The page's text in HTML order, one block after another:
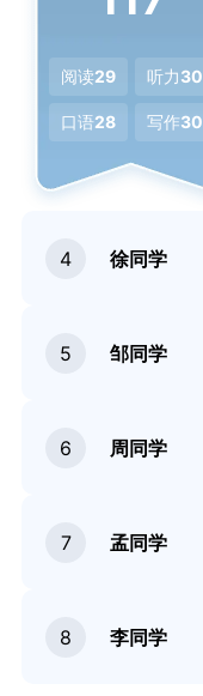
阅读29 听力30
口语28 写作30
4 徐同学
5 邹同学
6 周同学
7 孟同学
8 李同学